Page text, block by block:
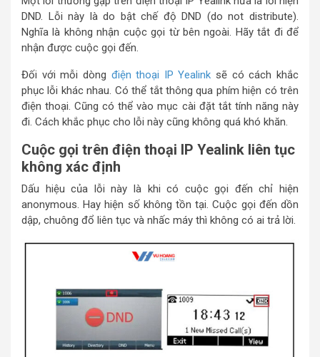
DND. Lỗi này là do bật chế độ DND (do not distribute).
Nghĩa là không nhận cuộc gọi từ bên ngoài. Hãy tắt đi để
nhận được cuộc gọi đến.
Đối với mỗi dòng điện thoại IP Yealink sẽ có cách khắc
phục lỗi khác nhau. Có thể tắt thông qua phím hiện có trên
điện thoại. Cũng có thể vào mục cài đặt tắt tính năng này
đi. Cách khắc phục cho lỗi này cũng không quá khó khăn.
Cuộc gọi trên điện thoại IP Yealink liên tục
không xác định
Dấu hiệu của lỗi này là khi có cuộc gọi đến chỉ hiện
anonymous. Hay hiện số không tồn tại. Cuộc gọi đến dồn
dập, chuông đổ liên tục và nhấc máy thì không có ai trả lời.